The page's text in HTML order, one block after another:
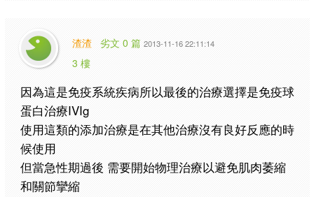
渣渣 劣文 0 篇 2013-11-16 22:11:14
3 樓
因為這是免疫系統疾病所以最後的治療選擇是免疫球
蛋白治療IVIg
使用這類的添加治療是在其他治療沒有良好反應的時
候使用
但當急性期過後 需要開始物理治療以避免肌肉萎縮
和關節攣縮